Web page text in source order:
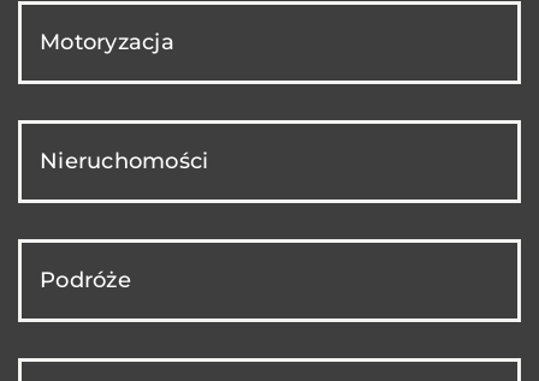
Motoryzacja
Nieruchomości
Podróże